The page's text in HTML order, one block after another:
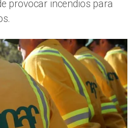
provocar incendios para